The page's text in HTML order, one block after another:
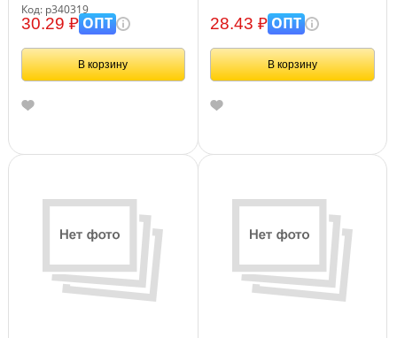
Код: р340319
30.29 ₽ОПТ
В корзину
28.43 ₽ОПТ
В корзину